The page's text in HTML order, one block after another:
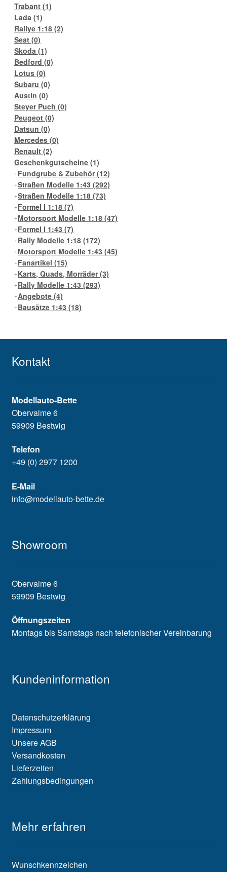
Trabant (1)
Lada (1)
Rallye 1:18 (2)
Seat (0)
Skoda (1)
Bedford (0)
Lotus (0)
Subaru (0)
Austin (0)
Steyer Puch (0)
Peugeot (0)
Datsun (0)
Mercedes (0)
Renault (2)
Geschenkgutscheine (1)
Fundgrube & Zubehör(12)
Straßen Modelle 1:43(292)
Straßen Modelle 1:18(73)
Formel I 1:18(7)
Motorsport Modelle 1:18(47)
Formel I 1:43(7)
Rally Modelle 1:18(172)
Motorsport Modelle 1:43(45)
Fanartikel(15)
Karts, Quads, Morräder(3)
Rally Modelle 1:43(293)
Angebote(4)
Bausätze 1:43(18)
Kontakt
Modellauto-Bette
Obervalme 6
59909 Bestwig
Telefon
+49 (0) 2977 1200
E-Mail
info@modellauto-bette.de
Showroom
Obervalme 6
59909 Bestwig
Öffnungszeiten
Montags bis Samstags nach telefonischer Vereinbarung
Kundeninformation
Datenschutzerklärung
Impressum
Unsere AGB
Versandkosten
Lieferzeiten
Zahlungsbedingungen
Mehr erfahren
Wunschkennzeichen